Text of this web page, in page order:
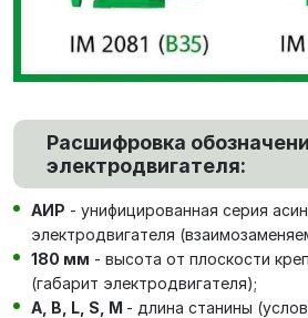
Расшифровка
электродвигателя:
АИР - унифицированная серия
электродвигателя
180 мм - высота от плоскости
(габарит электродвигателя);
А, В, L, S, М - длина станины